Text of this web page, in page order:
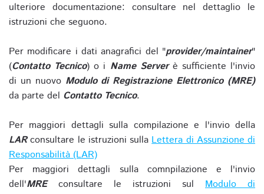
ulteriore documentazione: consultare nel dettaglio le
istruzioni che seguono.
Per modificare i dati anagrafici del "provider/maintainer"
(Contatto Tecnico) o i Name Serverè sufficiente l'invio
di un nuovo Modulo di Registrazione Elettronico (MRE)
da parte del Contatto Tecnico.
Per maggiori dettagli sulla compilazione e l'invio della
LARconsultare le istruzioni sullaLettera di Assunzione di
Responsabilità (LAR)
Per maggiori dettagli sulla comnpilazione e l'invio
dell'MREconsultare le istruzioni sul Modulo di